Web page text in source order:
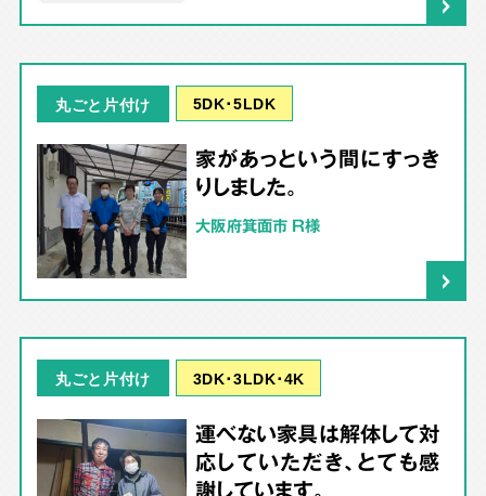
丸ごと片付け 5DK･5LDK
家があっという間にすっき
りしました。
大阪府箕面市 R様
丸ごと片付け 3DK･3LDK･4K
運べない家具は解体して対
応していただき、とても感
謝しています。